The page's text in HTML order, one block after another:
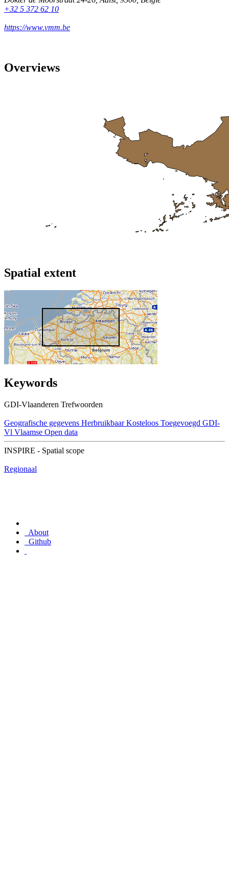
+32 5 372 62 10
https://www.vmm.be
Overviews
Spatial extent
Keywords
GDI-Vlaanderen Trefwoorden
Geografische gegevens Herbruikbaar Kosteloos Toegevoegd GDI-
Vl Vlaamse Open data
INSPIRE - Spatial scope
Regionaal
About
Github